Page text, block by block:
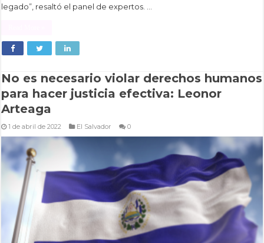
legado”, resaltó el panel de expertos. …
No es necesario violar derechos humanos
para hacer justicia efectiva: Leonor
Arteaga
1 de abril de 2022 El Salvador 0